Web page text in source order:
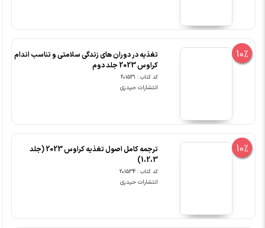
10%
تغذیه در دوران های زندگی سلامتی و تناسب اندام
کراوس 2023 جلد دوم
کد کتاب : 201531
انتشارات حیدری
10%
ترجمه کامل اصول تغذیه کراوس 2023 (جلد
1،2،3)
کد کتاب : 201534
انتشارات حیدری